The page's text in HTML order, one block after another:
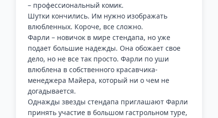
– профессиональный комик.
Шутки кончились. Им нужно изображать
влюбленных. Короче, все сложно.
Фарли – новичок в мире стендапа, но уже
подает большие надежды. Она обожает свое
дело, но не все так просто. Фарли по уши
влюблена в собственного красавчика-
менеджера Майера, который ни о чем не
догадывается.
Однажды звезды стендапа приглашают Фарли
принять участие в большом гастрольном туре,